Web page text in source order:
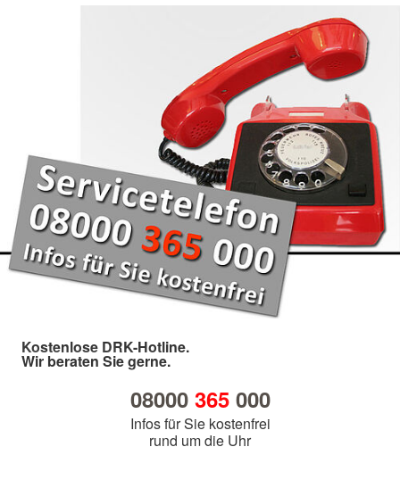
Kostenlose DRK-Hotline.
Wir beraten Sie gerne.
08000 365000
Infos für Sie kostenfrei
rund um die Uhr